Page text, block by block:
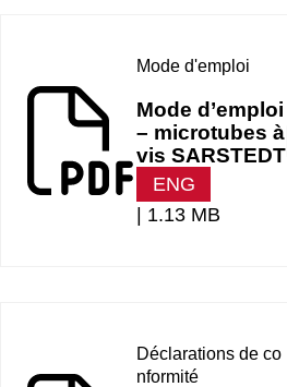
Mode d'emploi
Mode d’emploi
– microtubes à
vis SARSTEDT
ENG
| 1.13 MB
Déclarations de co
nformité